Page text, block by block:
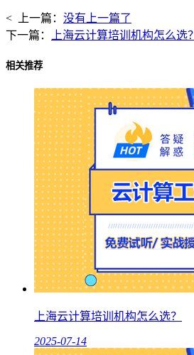
< 上一篇： 没有上一篇了
下一篇：
上海云计算培训机构怎么选？
相关推荐
上海云计算培训机构怎么选？
2025-07-14